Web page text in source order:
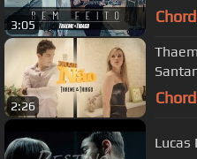
3:05
2:26
Lucas